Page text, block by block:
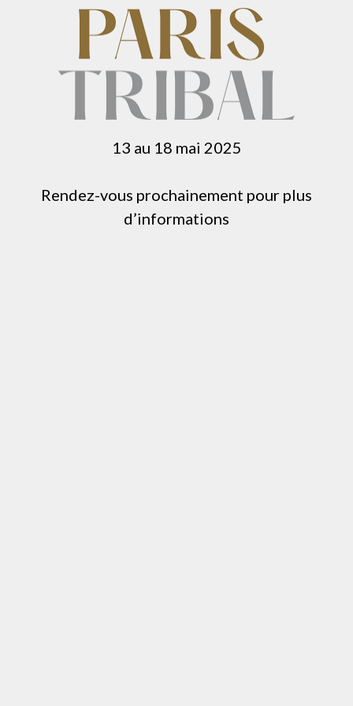
13 au 18 mai 2025
Rendez-vous prochainement pour plus
d’informations